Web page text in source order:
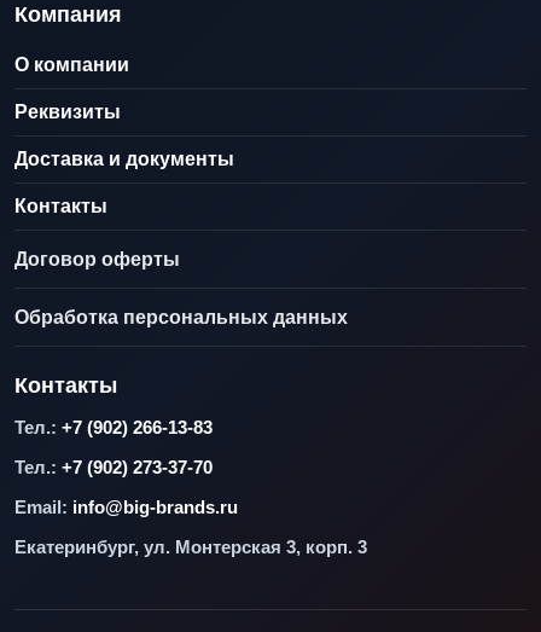
Компания
О компании
Реквизиты
Доставка и документы
Контакты
Договор оферты
Обработка персональных данных
Контакты
Тел.: +7 (902) 266-13-83
Тел.: +7 (902) 273-37-70
Email: info@big-brands.ru
Екатеринбург, ул. Монтерская 3, корп. 3